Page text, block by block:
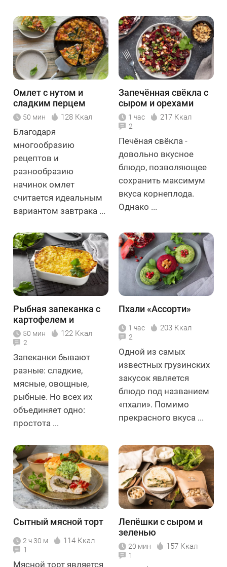
Омлет с нутом и
сладким перцем
50 мин 128 Ккал
Благодаря
многообразию
рецептов и
разнообразию
начинок омлет
считается идеальным
вариантом завтрака ...
Запечённая свёкла с
сыром и орехами
1 час 217 Ккал
2
Печёная свёкла -
довольно вкусное
блюдо, позволяющее
сохранить максимум
вкуса корнеплода.
Однако ...
Рыбная запеканка с
картофелем и
шпинатом
50 мин 122 Ккал
2
Запеканки бывают
разные: сладкие,
мясные, овощные,
рыбные. Но всех их
объединяет одно:
простота ...
Пхали «Ассорти»
1 час 203 Ккал
2
Одной из самых
известных грузинских
закусок является
блюдо под названием
«пхали». Помимо
прекрасного вкуса ...
Сытный мясной торт
2 ч 30 м 114 Ккал
1
Мясной торт является
Лепёшки с сыром и
зеленью
20 мин 157 Ккал
1